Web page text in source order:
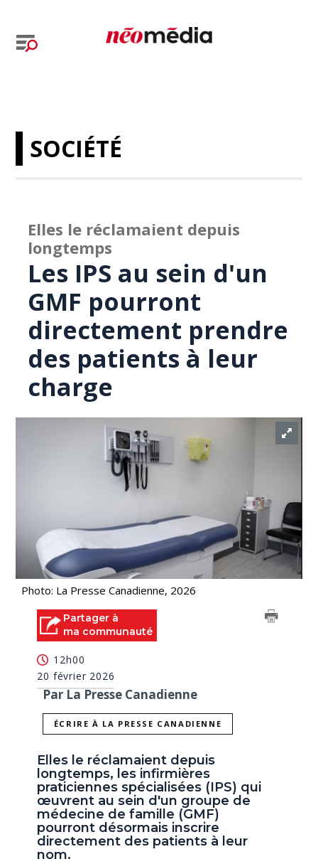
SOCIÉTÉ
Elles le réclamaient depuis
longtemps
Les IPS au sein d'un
GMF pourront
directement prendre
des patients à leur
charge
Photo: La Presse Canadienne, 2026
Partager à
ma communauté
12h00
20 février 2026
Par La Presse Canadienne
ÉCRIRE À LA PRESSE CANADIENNE
Elles le réclamaient depuis
longtemps, les infirmières
praticiennes spécialisées (IPS) qui
œuvrent au sein d'un groupe de
médecine de famille (GMF)
pourront désormais inscrire
directement des patients à leur
nom.